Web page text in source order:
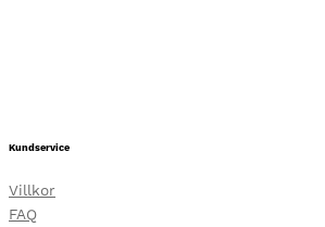
Kundservice
Villkor
FAQ